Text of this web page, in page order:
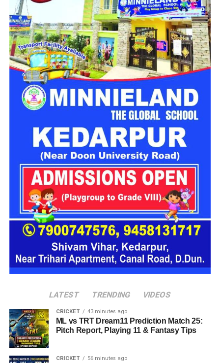
चारधाम यात्रा मार्ग पर विभिन्न स्थानों पर भूस्खलन होने से आवाजाही
प्रभावित हुई है। इन्हीं परिस्थितियों को देखते हुए गढ़वाल आयुक्त आनंद
स्वरूप ने 28 और 29 जुलाई को यात्रा स्थगित करने के निर्देश जारी किए
हैं। प्रशासन का कहना है कि मौसम की स्थिति सामान्य होने और मार्ग पूरी
तरह सुरक्षित होने के बाद ही यात्रा दोबारा शुरू करने पर फैसला लिया
जाएगा।
लगातार हो रही बारिश ने बढ़ाई परेशानी
राज्य के कई जिलों में बारिश का प्रभाव लगातार बना हुआ है। मौसम विभाग
के अनुसार उत्तरकाशी, देहरादून, टिहरी, रुद्रप्रयाग, चमोली, ऊधम सिंह
नगर, बागेश्वर, पिथौरागढ़ और नैनीताल में भारी से बहुत भारी वर्षा होने की
संभावना है। इसके अलावा कुछ क्षेत्रों में तेज गर्जना, बिजली गिरने और
अचानक बाढ़ जैसी परिस्थितियां भी बन सकती हैं।
LATEST TRENDING VIDEOS
CRICKET 43 minutes ago
ML vs TRT Dream11 Prediction Match 25:
Pitch Report, Playing 11 & Fantasy Tips
CRICKET 56 minutes ago